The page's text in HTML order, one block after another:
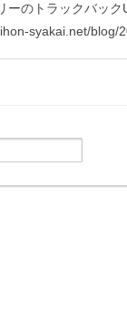
ーのトラックバック
syakai.net/blog/